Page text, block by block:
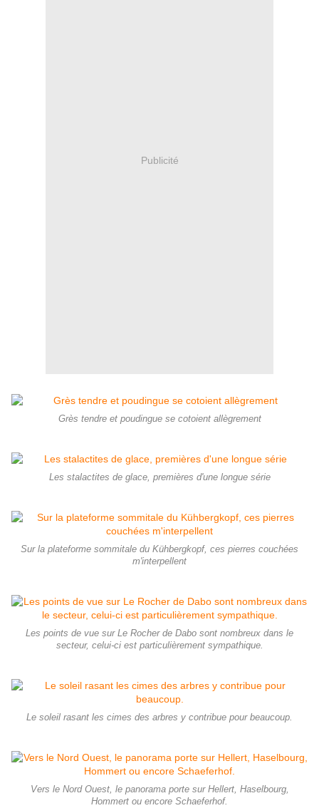
Publicité
Grès tendre et poudingue se cotoient allègrement
Les stalactites de glace, premières d'une longue série
Sur la plateforme sommitale du Kühbergkopf, ces pierres couchées
m'interpellent
Les points de vue sur Le Rocher de Dabo sont nombreux dans le
secteur, celui-ci est particulièrement sympathique.
Le soleil rasant les cimes des arbres y contribue pour beaucoup.
Vers le Nord Ouest, le panorama porte sur Hellert, Haselbourg,
Hommert ou encore Schaeferhof.